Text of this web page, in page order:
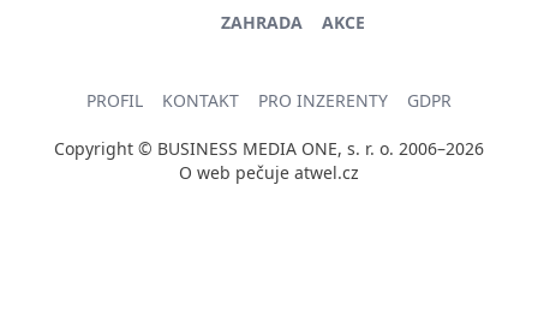
ZAHRADA
AKCE
PROFIL KONTAKT PRO INZERENTY GDPR
Copyright © BUSINESS MEDIA ONE, s. r. o. 2006–2026